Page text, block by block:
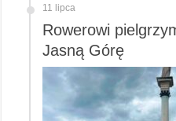
11 lipca
Rowerowi
Jasną Górę